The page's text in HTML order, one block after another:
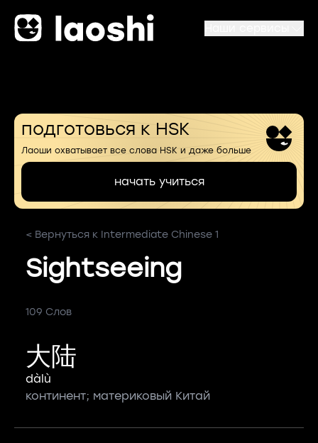
подготовься к HSK
Лаоши охватывает все слова HSK и даже больше
начать учиться
< Вернуться к Intermediate Chinese 1
Sightseeing
109 Слов
大陆
dàlù
континент; материковый Китай